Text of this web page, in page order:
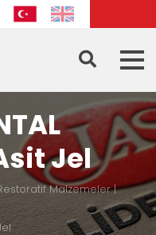
Jel
Malzemeler